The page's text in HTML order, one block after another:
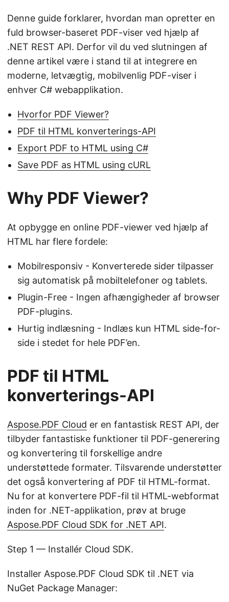
Denne guide forklarer, hvordan man opretter en
fuld browser-baseret PDF-viser ved hjælp af
.NET REST API. Derfor vil du ved slutningen af
denne artikel være i stand til at integrere en
moderne, letvægtig, mobilvenlig PDF-viser i
enhver C# webapplikation.
Hvorfor PDF Viewer?
PDF til HTML konverterings-API
Export PDF to HTML using C#
Save PDF as HTML using cURL
Why PDF Viewer?
At opbygge en online PDF-viewer ved hjælp af
HTML har flere fordele:
Mobilresponsiv - Konverterede sider tilpasser
sig automatisk på mobiltelefoner og tablets.
Plugin-Free - Ingen afhængigheder af browser
PDF-plugins.
Hurtig indlæsning - Indlæs kun HTML side-for-
side i stedet for hele PDF’en.
PDF til HTML
konverterings-API
Aspose.PDF Cloud er en fantastisk REST API, der
tilbyder fantastiske funktioner til PDF-generering
og konvertering til forskellige andre
understøttede formater. Tilsvarende understøtter
det også konvertering af PDF til HTML-format.
Nu for at konvertere PDF-fil til HTML-webformat
inden for .NET-applikation, prøv at bruge
Aspose.PDF Cloud SDK for .NET API.
Step 1 — Installér Cloud SDK.
Installer Aspose.PDF Cloud SDK til .NET via
NuGet Package Manager: